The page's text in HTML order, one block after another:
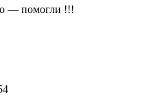
— помогли !!!